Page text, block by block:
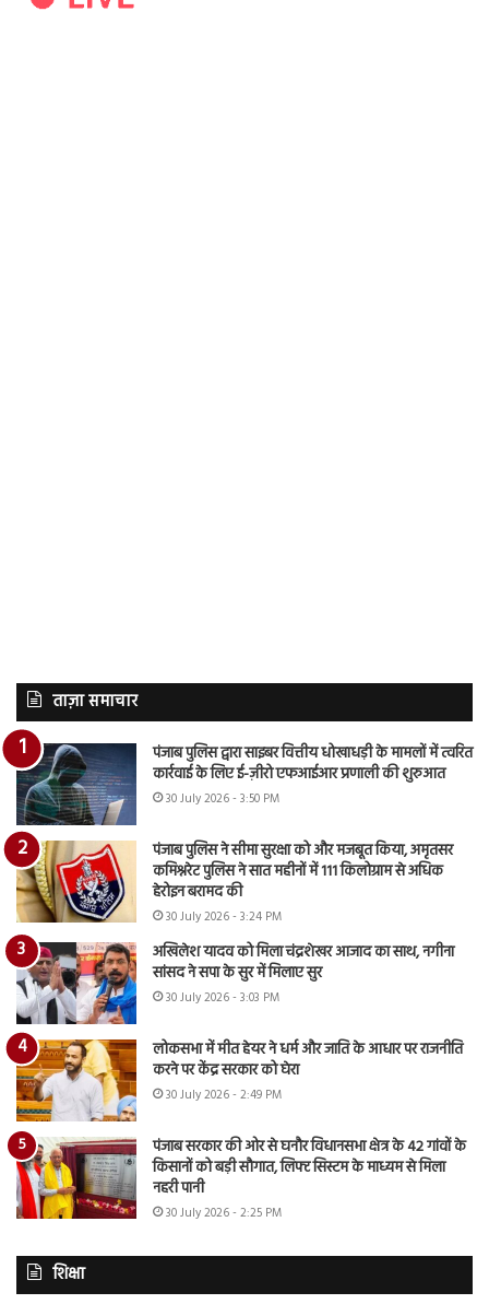
ताज़ा समाचार
पंजाब पुलिस द्वारा साइबर वित्तीय धोखाधड़ी के मामलों में त्वरित
कार्रवाई के लिए ई-ज़ीरो एफआईआर प्रणाली की शुरुआत
30 July 2026 - 3:50 PM
पंजाब पुलिस ने सीमा सुरक्षा को और मजबूत किया, अमृतसर
कमिश्नरेट पुलिस ने सात महीनों में 111 किलोग्राम से अधिक
हेरोइन बरामद की
30 July 2026 - 3:24 PM
अखिलेश यादव को मिला चंद्रशेखर आजाद का साथ, नगीना
सांसद ने सपा के सुर में मिलाए सुर
30 July 2026 - 3:03 PM
लोकसभा में मीत हेयर ने धर्म और जाति के आधार पर राजनीति
करने पर केंद्र सरकार को घेरा
30 July 2026 - 2:49 PM
पंजाब सरकार की ओर से घनौर विधानसभा क्षेत्र के 42 गांवों के
किसानों को बड़ी सौगात, लिफ्ट सिस्टम के माध्यम से मिला
नहरी पानी
30 July 2026 - 2:25 PM
शिक्षा